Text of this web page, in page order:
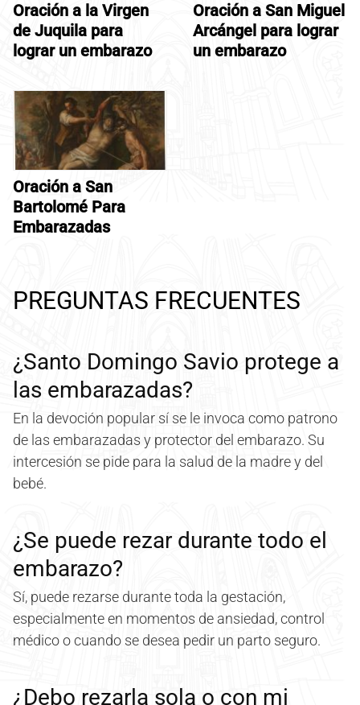
Oración a la Virgen
de Juquila para
lograr un embarazo
Oración a San Miguel
Arcángel para lograr
un embarazo
Oración a San
Bartolomé Para
Embarazadas
PREGUNTAS FRECUENTES
¿Santo Domingo Savio protege a
las embarazadas?
En la devoción popular sí se le invoca como patrono
de las embarazadas y protector del embarazo. Su
intercesión se pide para la salud de la madre y del
bebé.
¿Se puede rezar durante todo el
embarazo?
Sí, puede rezarse durante toda la gestación,
especialmente en momentos de ansiedad, control
médico o cuando se desea pedir un parto seguro.
¿Debo rezarla sola o con mi